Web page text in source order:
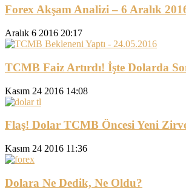
Forex Akşam Analizi – 6 Aralık
Aralık 6 2016 20:17
TCMB Faiz Artırdı! İşte Dolarda
Kasım 24 2016 14:08
Flaş! Dolar TCMB Öncesi Yeni
Kasım 24 2016 11:36
Dolara Ne Dedik, Ne Oldu?